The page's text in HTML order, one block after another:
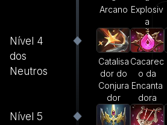
Arcano Explosiv
a
Nível 4
dos
Neutros
Catalisa
dor do
Conjura
dor
Cacarec
o da
Encanta
dora
Nível 5